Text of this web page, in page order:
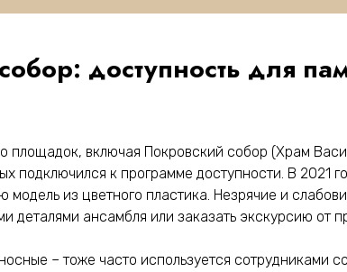
доступность для
площадок, включая Покровский собор (Храм
к программе доступности. В 2021
из цветного пластика. Незрячие и
деталями ансамбля или заказать экскурсию от
– тоже часто используется сотрудниками